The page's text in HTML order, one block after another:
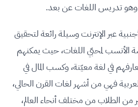
وهو تدريس اللغات عن بعد.
عبر الإنترنت وسيلة رائعة لتحقيق
الأنسب لمحبّي اللغات، حيث يمكنهم
في لغة معيّنة، وكسب المال في
فهي من أشهر لغات القرن الحالي،
من الطلاب من مختلف أنحاء العالم،